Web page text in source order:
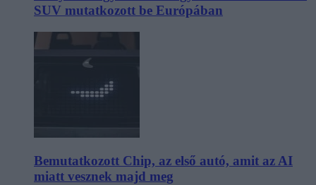
SUV mutatkozott be Európában
Bemutatkozott Chip, az első autó, amit az AI
miatt vesznek majd meg